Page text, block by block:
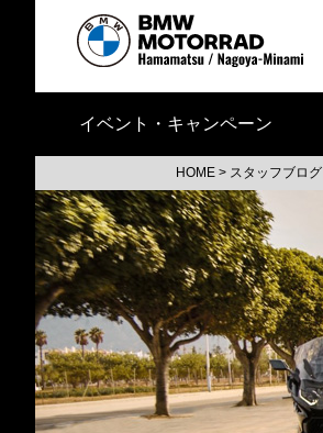
イベント・キャンペーン
HOME > スタッフブログ